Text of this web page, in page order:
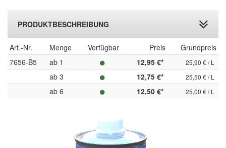
PRODUKTBESCHREIBUNG
Art.-Nr. Menge Verfügbar Preis
Grundpreis
7656-B5
ab 1 12,95 €* 25,90 € / L
ab 3 12,75 €* 25,50 € / L
ab 6 12,50 €* 25,00 € / L